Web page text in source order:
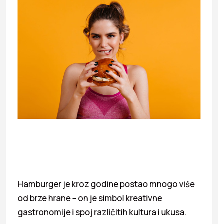
Hamburger je kroz godine postao mnogo više
od brze hrane – on je simbol kreativne
gastronomije i spoj različitih kultura i ukusa.